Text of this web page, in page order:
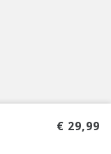
€ 29,99